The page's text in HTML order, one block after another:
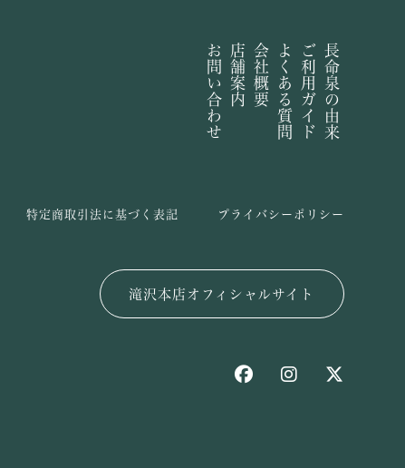
長命泉の由来
ご利用ガイド
よくある質問
会社概要
店舗案内
お問い合わせ
滝沢本店オフィシャルサイト
特定商取引法に基づく表記 プライバシーポリシー